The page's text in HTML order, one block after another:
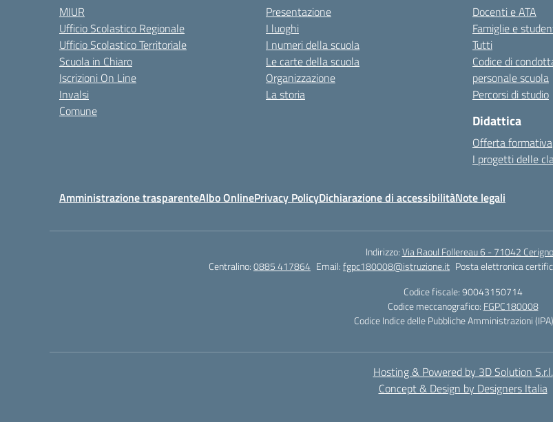
MIUR
Ufficio Scolastico Regionale
Ufficio Scolastico Territoriale
Scuola in Chiaro
Iscrizioni On Line
Invalsi
Comune
Presentazione
I luoghi
I numeri della scuola
Le carte della scuola
Organizzazione
La storia
Docenti e ATA
Famiglie e
Tutti
Codice di
personale scuola
Percorsi di studio
Didattica
Offerta formativa
I progetti delle
Amministrazione trasparenteAlbo OnlinePrivacy PolicyDichiarazione di accessibilitàNote legali
Indirizzo:Via Raoul Follereau 6 - 71042
Centralino:0885 417864 Email:fgpc180008@istruzione.it Posta elettronica
Codice fiscale: 90043150714
Codice meccanografico: FGPC180008
Codice Indice delle Pubbliche Amministrazioni
Hosting & Powered by 3D Solution S.r.l.
Concept & Design by Designers Italia